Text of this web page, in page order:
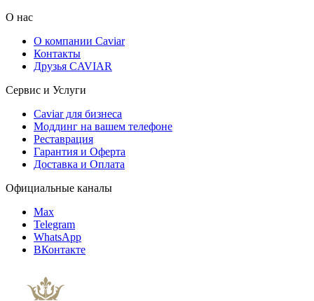
О нас
О компании Caviar
Контакты
Друзья CAVIAR
Сервис и Услуги
Caviar для бизнеса
Моддинг на вашем телефоне
Реставрация
Гарантия и Оферта
Доставка и Оплата
Официальные каналы
Max
Telegram
WhatsApp
ВКонтакте